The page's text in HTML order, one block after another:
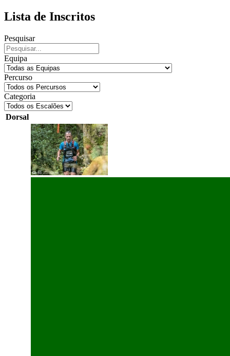
Lista de Inscritos
Pesquisar
Equipa
Percurso
Categoria
Dorsal